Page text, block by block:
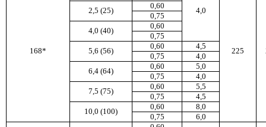
168*
4,0
225
2,5 (25)
0,60
0,75
4,0 (40)
0,60
0,75
5,6 (56)
0,60
4,5
0,75
4,0
6,4 (64)
0,60
5,0
0,75
4,0
7,5 (75)
0,60
5,5
0,75
4,5
10,0 (100)
0,60
8,0
0,75
6,0